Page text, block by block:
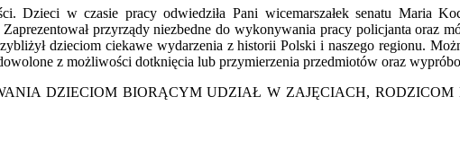
Dzieci w czasie pracy odwiedziła Pani wicemarszałek senatu Maria
przyrządy niezbedne do wykonywania pracy policjanta oraz
dzieciom ciekawe wydarzenia z historii Polski i naszego regionu.
z możliwości dotknięcia lub przymierzenia przedmiotów oraz
DZIECIOM BIORĄCYM UDZIAŁ W ZAJĘCIACH,